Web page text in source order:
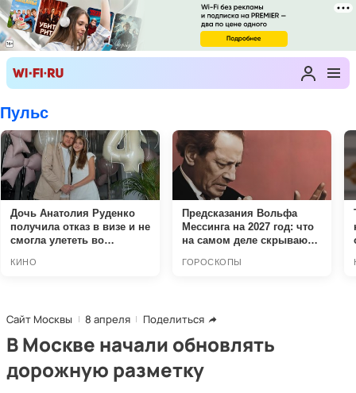
Сайт Москвы 8 апреля Поделиться
В Москве начали обновлять
дорожную разметку